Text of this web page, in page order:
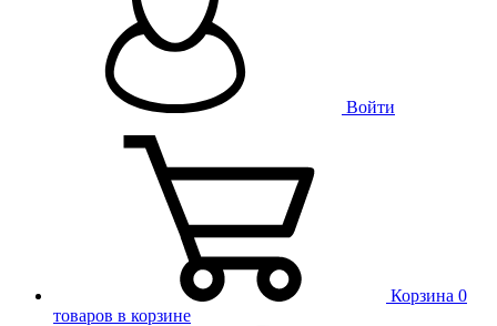
Войти
Корзина 0
товаров в корзине